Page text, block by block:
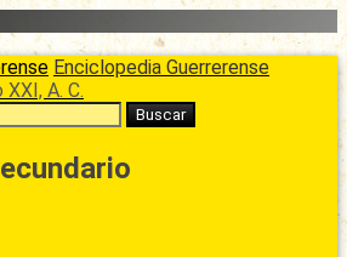
Enciclopedia Guerrerense
A. C.